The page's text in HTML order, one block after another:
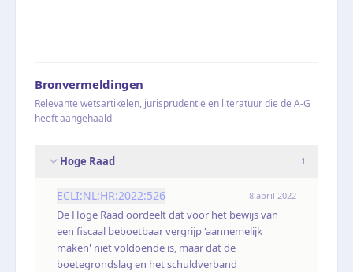
Bronvermeldingen
Relevante wetsartikelen, jurisprudentie en literatuur die de A-G
heeft aangehaald
Hoge Raad 1
ECLI:NL:HR:2022:526 8 april 2022
De Hoge Raad oordeelt dat voor het bewijs van
een fiscaal beboetbaar vergrijp 'aannemelijk
maken' niet voldoende is, maar dat de
boetegrondslag en het schuldverband